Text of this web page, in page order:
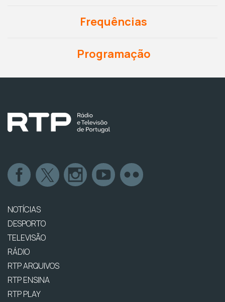
Frequências
Programação
NOTÍCIAS
DESPORTO
TELEVISÃO
RÁDIO
RTP ARQUIVOS
RTP ENSINA
RTP PLAY